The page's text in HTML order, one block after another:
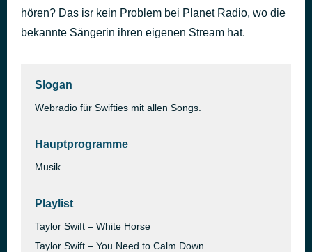
Du hörst taylor swift radio vor 50 Minuten
hören? Das isr kein Problem bei Planet Radio, wo die
bekannte Sängerin ihren eigenen Stream hat.
Slogan
Webradio für Swifties mit allen Songs.
Hauptprogramme
Musik
Playlist
Taylor Swift – White Horse
Taylor Swift – You Need to Calm Down